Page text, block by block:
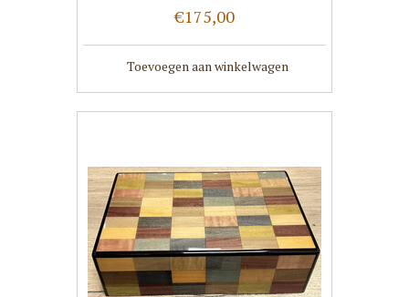
€175,00
Toevoegen aan winkelwagen